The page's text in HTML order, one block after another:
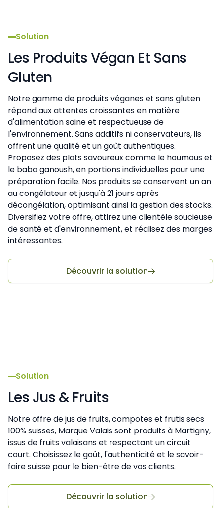
Solution
Les Produits Végan Et Sans
Gluten
Notre gamme de produits véganes et sans gluten
répond aux attentes croissantes en matière
d'alimentation saine et respectueuse de
l'environnement. Sans additifs ni conservateurs, ils
offrent une qualité et un goût authentiques.
Proposez des plats savoureux comme le houmous et
le baba ganoush, en portions individuelles pour une
préparation facile. Nos produits se conservent un an
au congélateur et jusqu'à 21 jours après
décongélation, optimisant ainsi la gestion des stocks.
Diversifiez votre offre, attirez une clientèle soucieuse
de santé et d'environnement, et réalisez des marges
intéressantes.
Découvrir la solution
Solution
Les Jus & Fruits
Notre offre de jus de fruits, compotes et frutis secs
100% suisses, Marque Valais sont produits à Martigny,
issus de fruits valaisans et respectant un circuit
court. Choisissez le goût, l'authenticité et le savoir-
faire suisse pour le bien-être de vos clients.
Découvrir la solution